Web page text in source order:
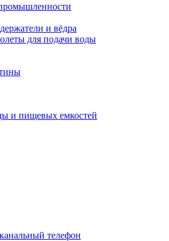
и вёдра
для подачи воды
и пищевых емкостей
телефон